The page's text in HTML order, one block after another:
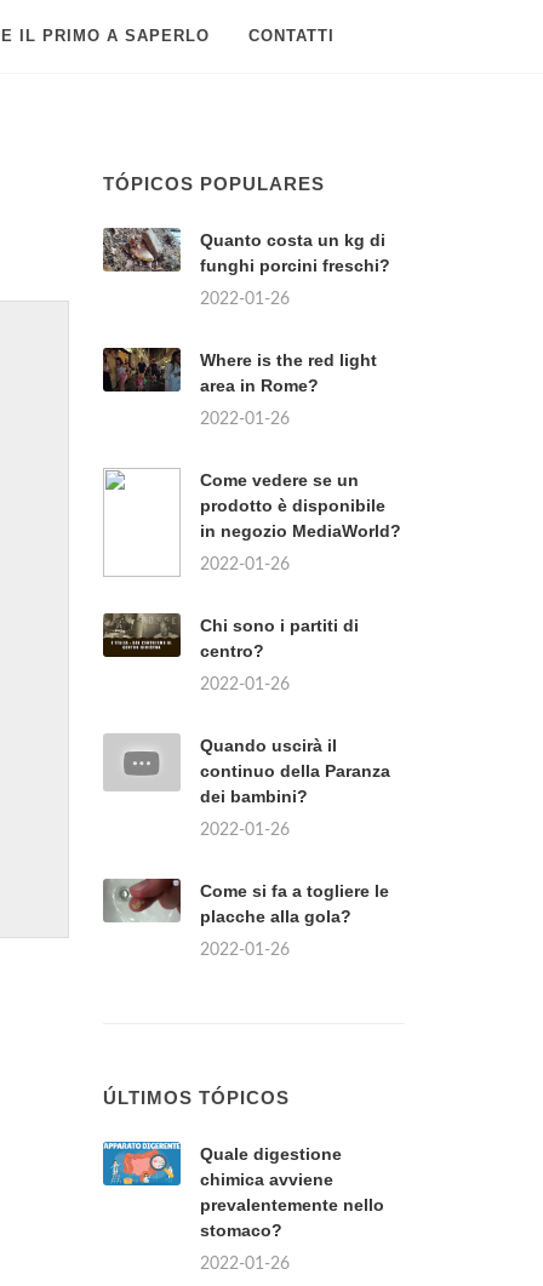
IL PRIMO A SAPERLO CONTATTI
TÓPICOS POPULARES
Quanto costa un kg di
funghi porcini freschi?
2022-01-26
Where is the red light
area in Rome?
2022-01-26
Come vedere se un
prodotto è disponibile
in negozio MediaWorld?
2022-01-26
Chi sono i partiti di
centro?
2022-01-26
Quando uscirà il
continuo della Paranza
dei bambini?
2022-01-26
Come si fa a togliere le
placche alla gola?
2022-01-26
ÚLTIMOS TÓPICOS
Quale digestione
chimica avviene
prevalentemente nello
stomaco?
2022-01-26